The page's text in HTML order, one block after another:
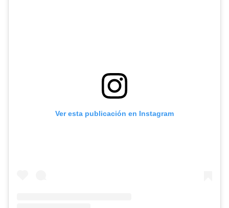
Ver esta publicación en Instagram